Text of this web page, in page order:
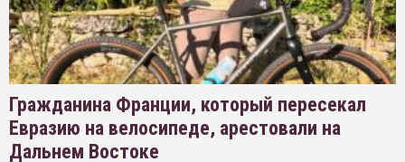
Гражданина Франции, который пересекал
Евразию на велосипеде, арестовали на
Дальнем Востоке